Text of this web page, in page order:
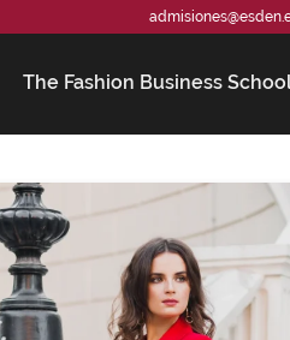
The Fashion Business